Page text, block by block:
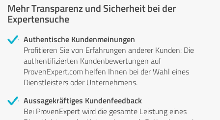
Mehr Transparenz und Sicherheit bei der
Expertensuche
Authentische Kundenmeinungen
Profitieren Sie von Erfahrungen anderer Kunden: Die
authentifizierten Kundenbewertungen auf
ProvenExpert.com helfen Ihnen bei der Wahl eines
Dienstleisters oder Unternehmens.
Aussagekräftiges Kundenfeedback
Bei ProvenExpert wird die gesamte Leistung eines